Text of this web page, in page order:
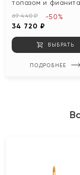
топазом и
69 440 ₽
34 720 ₽
-50%
ВЫБРАТЬ
ПОДРОБНЕЕ